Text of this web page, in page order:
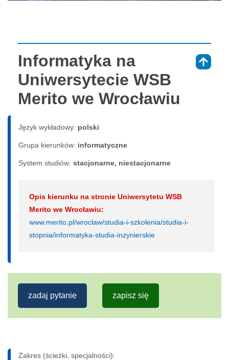
Informatyka na
Uniwersytecie WSB
Merito we Wrocławiu
Język wykładowy: polski
Grupa kierunków: informatyczne
System studiów: sta­cjo­nar­ne, nie­sta­cjo­nar­ne
Opis kierunku na stronie Uniwersytetu WSB
Merito we Wrocławiu:
www.merito.pl/wroclaw/studia-i-szkolenia/studia-i-
stopnia/informatyka-studia-inzynierskie
zadaj pytanie zapisz się
Zakres (ścieżki, specjalności):